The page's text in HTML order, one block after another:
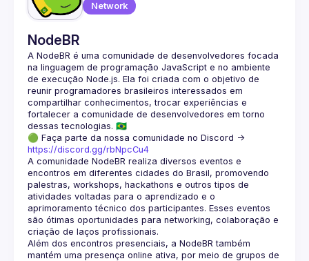
Network
NodeBR
A NodeBR é uma comunidade de desenvolvedores focada
na linguagem de programação JavaScript e no ambiente
de execução Node.js. Ela foi criada com o objetivo de
reunir programadores brasileiros interessados em
compartilhar conhecimentos, trocar experiências e
fortalecer a comunidade de desenvolvedores em torno
🟢 Faça parte da nossa comunidade no Discord ->
https://discord.gg/rbNpcCu4
A comunidade NodeBR realiza diversos eventos e
encontros em diferentes cidades do Brasil, promovendo
palestras, workshops, hackathons e outros tipos de
atividades voltadas para o aprendizado e o
aprimoramento técnico dos participantes. Esses eventos
são ótimas oportunidades para networking, colaboração e
Além dos encontros presenciais, a NodeBR também
mantém uma presença online ativa, por meio de grupos de